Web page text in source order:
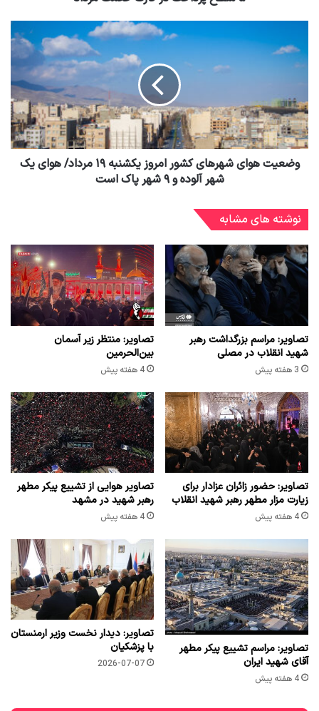
وضعیت هوای شهرهای کشور امروز یکشنبه ۱۹ مرداد/ هوای یک
شهر آلوده و ۹ شهر پاک است
نوشته های مشابه
تصاویر: مراسم بزرگداشت رهبر
شهید انقلاب در مصلی
3 هفته پیش
تصاویر: منتظر زیر آسمان
بین‌الحرمین
4 هفته پیش
تصاویر: حضور زائران عزادار برای
زیارت مزار مطهر رهبر شهید انقلاب
4 هفته پیش
تصاویر هوایی از تشییع پیکر مطهر
رهبر شهید در مشهد
4 هفته پیش
تصاویر: مراسم تشییع پیکر مطهر
آقای شهید ایران
4 هفته پیش
تصاویر: دیدار نخست وزیر ارمنستان
با پزشکیان
2026-07-07